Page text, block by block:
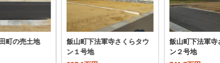
町の売土地
飯山町下法軍寺さくらタウ
ン１号地
飯山町下法軍寺
ン２号地